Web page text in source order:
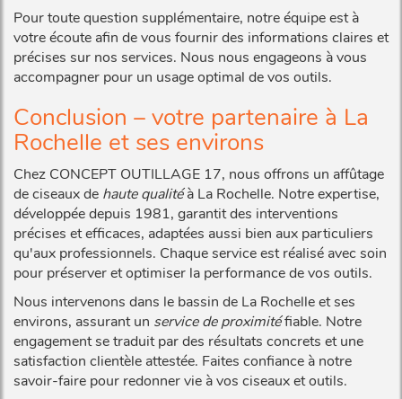
Pour toute question supplémentaire, notre équipe est à
votre écoute afin de vous fournir des informations claires et
précises sur nos services. Nous nous engageons à vous
accompagner pour un usage optimal de vos outils.
Conclusion – votre partenaire à La
Rochelle et ses environs
Chez CONCEPT OUTILLAGE 17, nous offrons un affûtage
de ciseaux de haute qualitéà La Rochelle. Notre expertise,
développée depuis 1981, garantit des interventions
précises et efficaces, adaptées aussi bien aux particuliers
qu'aux professionnels. Chaque service est réalisé avec soin
pour préserver et optimiser la performance de vos outils.
Nous intervenons dans le bassin de La Rochelle et ses
environs, assurant un service de proximitéfiable. Notre
engagement se traduit par des résultats concrets et une
satisfaction clientèle attestée. Faites confiance à notre
savoir-faire pour redonner vie à vos ciseaux et outils.